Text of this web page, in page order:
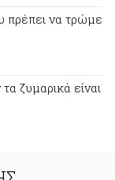
πρέπει να τρώμε
ζυμαρικά είναι